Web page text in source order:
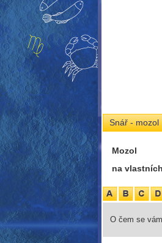
Snář - mozol
Mozol
na
O čem se